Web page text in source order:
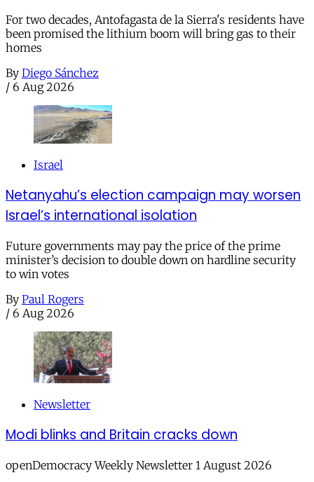
For two decades, Antofagasta de la Sierra's residents have
been promised the lithium boom will bring gas to their
homes
By Diego Sánchez
/ 6 Aug 2026
Israel
Netanyahu’s election campaign may worsen
Israel’s international isolation
Future governments may pay the price of the prime
minister’s decision to double down on hardline security
to win votes
By Paul Rogers
/ 6 Aug 2026
Newsletter
Modi blinks and Britain cracks down
openDemocracy Weekly Newsletter 1 August 2026